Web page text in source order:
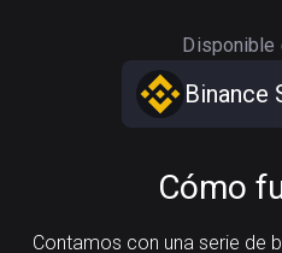
Disponible
Binance
Cómo
Contamos con una serie de